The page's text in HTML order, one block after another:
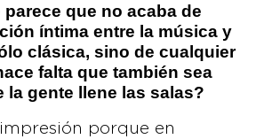
que no acaba de
íntima entre la música y
clásica, sino de cualquier
falta que también sea
la gente llene las salas?
porque en